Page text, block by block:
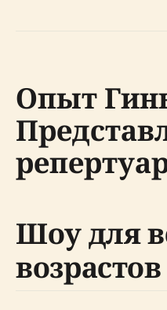
Опыт
Шоу для
возрастов